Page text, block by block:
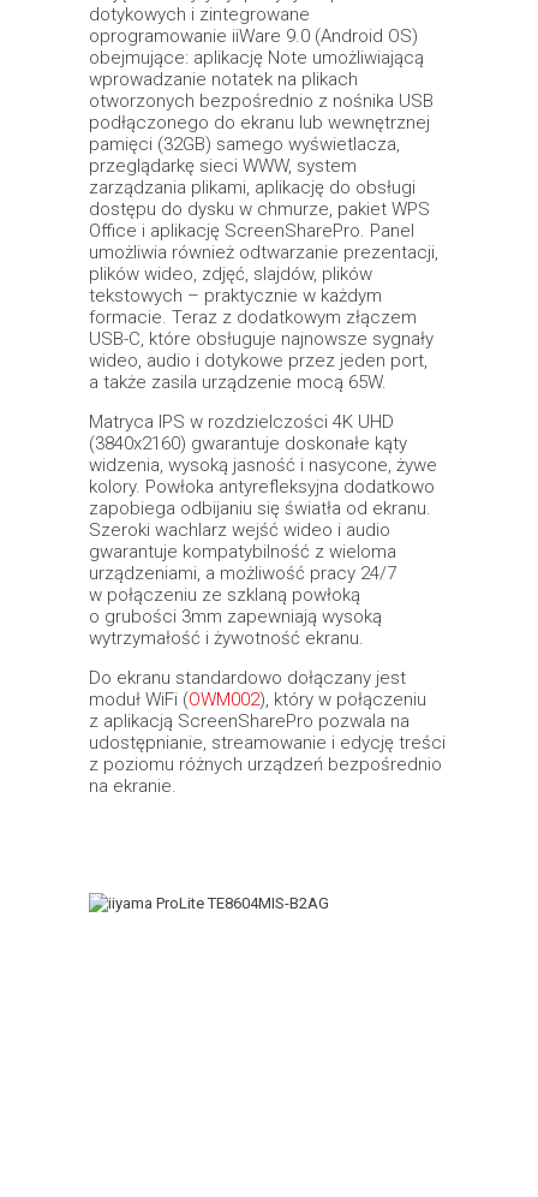
dotykowych i zintegrowane
oprogramowanie iiWare 9.0 (Android OS)
obejmujące: aplikację Note umożliwiającą
wprowadzanie notatek na plikach
otworzonych bezpośrednio z nośnika USB
podłączonego do ekranu lub wewnętrznej
pamięci (32GB) samego wyświetlacza,
przeglądarkę sieci WWW, system
zarządzania plikami, aplikację do obsługi
dostępu do dysku w chmurze, pakiet WPS
Office i aplikację ScreenSharePro. Panel
umożliwia również odtwarzanie prezentacji,
plików wideo, zdjęć, slajdów, plików
tekstowych – praktycznie w każdym
formacie. Teraz z dodatkowym złączem
USB-C, które obsługuje najnowsze sygnały
wideo, audio i dotykowe przez jeden port,
a także zasila urządzenie mocą 65W.
Matryca IPS w rozdzielczości 4K UHD
(3840x2160) gwarantuje doskonałe kąty
widzenia, wysoką jasność i nasycone, żywe
kolory. Powłoka antyrefleksyjna dodatkowo
zapobiega odbijaniu się światła od ekranu.
Szeroki wachlarz wejść wideo i audio
gwarantuje kompatybilność z wieloma
urządzeniami, a możliwość pracy 24/7
w połączeniu ze szklaną powłoką
o grubości 3mm zapewniają wysoką
wytrzymałość i żywotność ekranu.
Do ekranu standardowo dołączany jest
moduł WiFi (OWM002), który w połączeniu
z aplikacją ScreenSharePro pozwala na
udostępnianie, streamowanie i edycję treści
z poziomu różnych urządzeń bezpośrednio
na ekranie.